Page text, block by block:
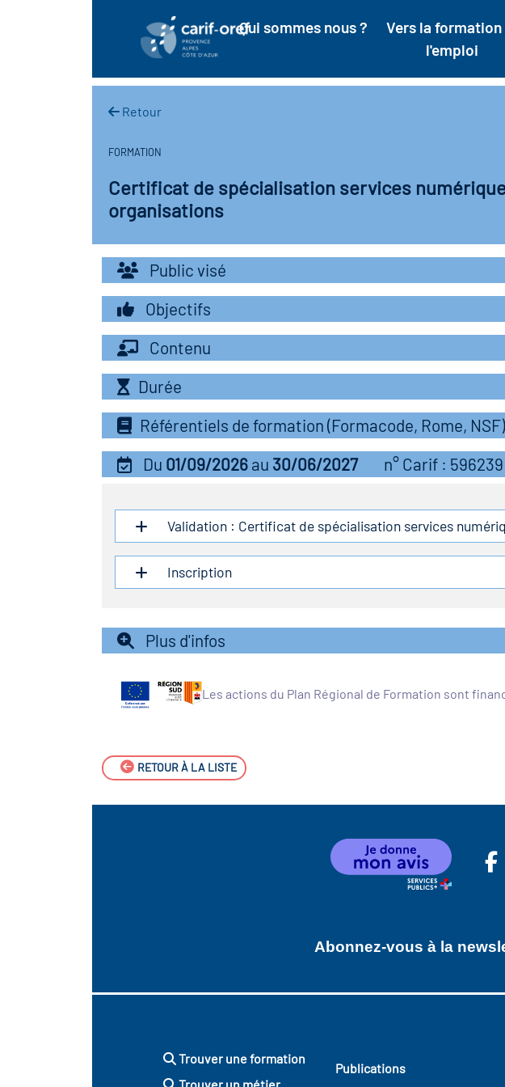
Qui sommes nous ?
Vers la formation
l'emploi
Retour
FORMATION
Certificat de spécialisation services
organisations
Public visé
Objectifs
Contenu
Durée
Référentiels de formation (Formacode, Rome, NSF)
Du 01/09/2026 au 30/06/2027 n° Carif : 596239
Validation : Certificat de spécialisation services
Inscription
Plus d'infos
Les actions du Plan Régional de Formation sont
RETOUR À LA LISTE
Abonnez-vous à la
Trouver une formation
Publications